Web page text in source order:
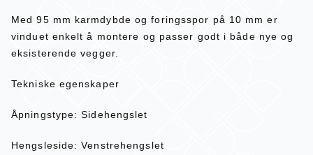
Med 95 mm karmdybde og foringsspor på 10 mm er
vinduet enkelt å montere og passer godt i både nye og
eksisterende vegger.
Tekniske egenskaper
Åpningstype: Sidehengslet
Hengsleside: Venstrehengslet